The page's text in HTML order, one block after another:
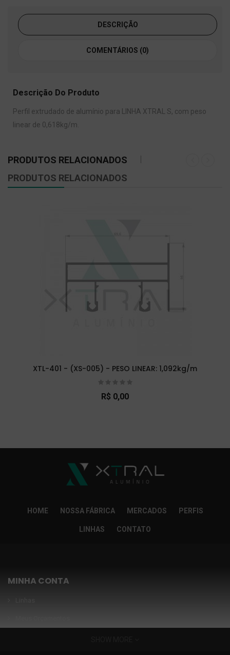
DESCRIÇÃO
COMENTÁRIOS (0)
Descrição Do Produto
Perfil extrudado de alumínio para LINHA XTRAL S, com peso
linear de 0,618kg/m.
PRODUTOS RELACIONADOS
PRODUTOS RELACIONADOS
XTL-401 - (XS-005) - PESO LINEAR: 1,092kg/m
R$ 0,00
HOME NOSSA FÁBRICA MERCADOS PERFIS
LINHAS CONTATO
MINHA CONTA